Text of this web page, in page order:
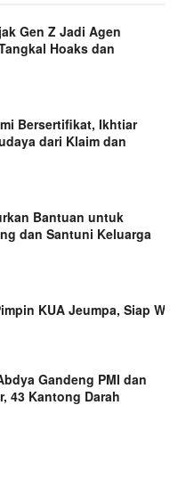
Gen Z Jadi Agen
Hoaks dan
Bersertifikat, Ikhtiar
dari Klaim dan
Bantuan untuk
dan Santuni Keluarga
KUA Jeumpa, Siap
Gandeng PMI dan
43 Kantong Darah